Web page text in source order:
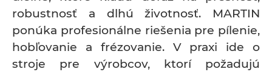
robustnosť a dlhú životnosť. MARTIN
ponúka profesionálne riešenia pre pílenie,
hobľovanie a frézovanie. V praxi ide o
stroje pre výrobcov, ktorí požadujú